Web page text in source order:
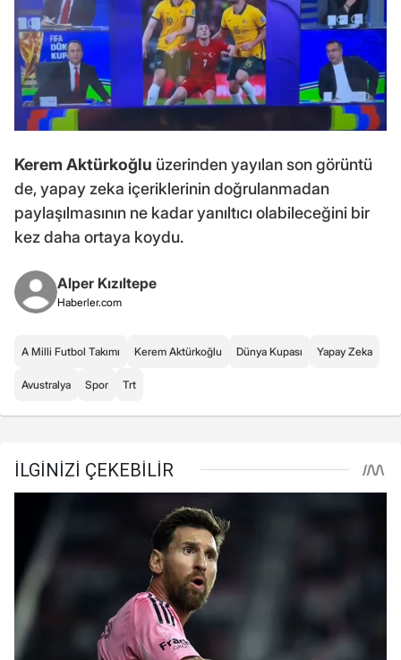
Kerem Aktürkoğlu üzerinden yayılan son görüntü
de, yapay zeka içeriklerinin doğrulanmadan
paylaşılmasının ne kadar yanıltıcı olabileceğini bir
kez daha ortaya koydu.
Alper Kızıltepe
Haberler.com
A Milli Futbol Takımı Kerem Aktürkoğlu Dünya Kupası Yapay Zeka
Avustralya Spor Trt